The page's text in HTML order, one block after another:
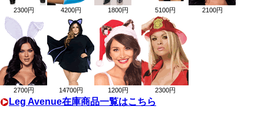
2300円 4200円 1800円 5100円 2100円
2700円 14700円 1200円 2300円
Leg Avenue在庫商品一覧はこちら